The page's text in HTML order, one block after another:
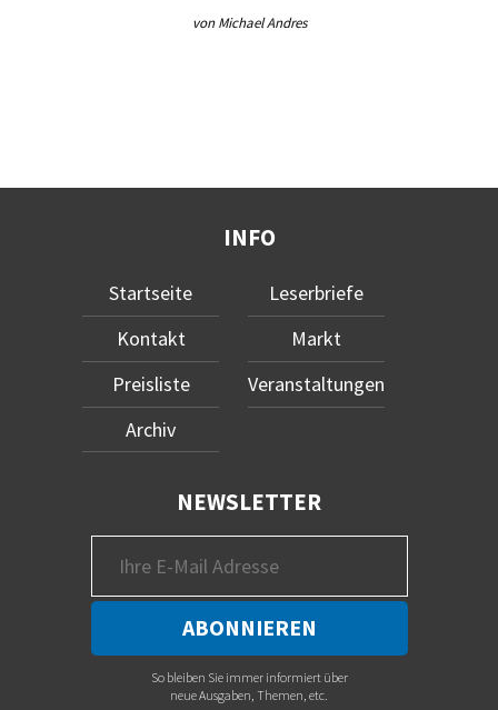
von Michael Andres
INFO
Startseite
Kontakt
Preisliste
Archiv
Leserbriefe
Markt
Veranstaltungen
NEWSLETTER
So bleiben Sie immer informiert über
neue Ausgaben, Themen, etc.